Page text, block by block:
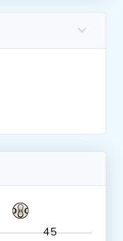
45